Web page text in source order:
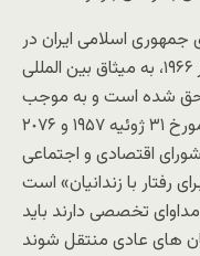
جمهورى اسلامى ایران در
حالى صورت مى گیرد که ایران از دسامبر ١۹۶۶، به میثاق بین المللى
شده است و به موجب
قطعنامه هاى (بیست و چهارم) ۶۶٣مورخ ٣١ ژوئیه ١٩۵٧ و ٢٠٧۶
(شصت و دوم) مورخ ١٣ مه ١٩٧٧ شوراى اقتصادى و اجتماعى
رفتار با زندانیان» است
تخصصى دارند باید